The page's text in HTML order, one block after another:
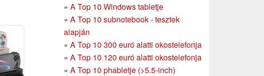
» A Top 10 Windows tabletje
» A Top 10 subnotebook - tesztek
alapján
» A Top 10 300 euró alatti okostelefonja
» A Top 10 120 euró alatti okostelefonja
» A Top 10 phabletje (>5.5-inch)